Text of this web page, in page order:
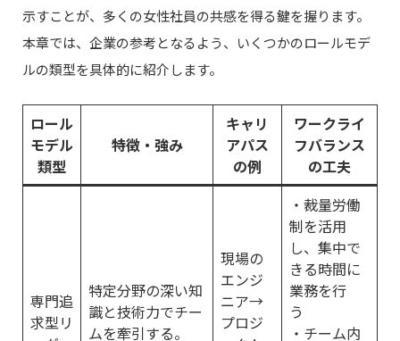
示すことが、多くの女性社員の共感を得る鍵を握ります。
本章では、企業の参考となるよう、いくつかのロールモデ
ルの類型を具体的に紹介します。
ロール
モデル
類型
特徴・強み
キャリ
アパス
の例
ワークライ
フバランス
の工夫
専門追
求型リ
特定分野の深い知
識と技術力でチー
ムを牽引する。
現場の
エンジ
ニア→
プロジ
・裁量労働
制を活用
し、集中で
きる時間に
業務を行
う
・チーム内